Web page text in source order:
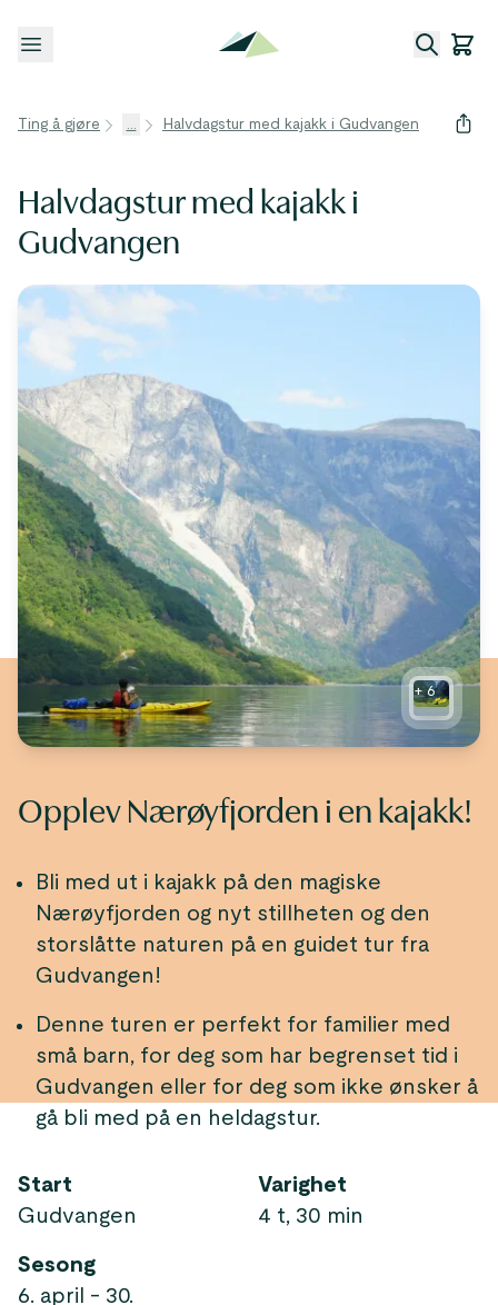
Åpne meny
Ting å gjøre ... Halvdagstur med kajakk i Gudvangen
Halvdagstur med kajakk i
Gudvangen
+6
Opplev Nærøyfjorden i en kajakk!
Bli med ut i kajakk på den magiske
Nærøyfjorden og nyt stillheten og den
storslåtte naturen på en guidet tur fra
Gudvangen!
Denne turen er perfekt for familier med
små barn, for deg som har begrenset tid i
Gudvangen eller for deg som ikke ønsker å
gå bli med på en heldagstur.
Start
Gudvangen
Varighet
4 t, 30 min
Sesong
6. april - 30.